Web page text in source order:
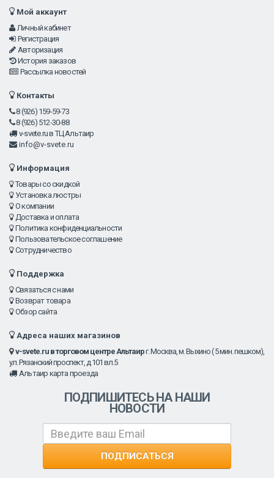
Мой аккаунт
Личный кабинет
Регистрация
Авторизация
История заказов
Рассылка новостей
Контакты
8 (926) 159-59-73
8 (926) 512-30-88
v-svete.ru в ТЦ Альтаир
info@v-svete.ru
Информация
Товары со скидкой
Установка люстры
О компании
Доставка и оплата
Политика конфиденциальности
Пользовательское соглашение
Сотрудничество
Поддержка
Связаться с нами
Возврат товара
Обзор сайта
Адреса наших магазинов
v-svete.ru в торговом центре Альтаирг. Москва, м. Выхино ( 5 мин. пешком),
ул. Рязанский проспект, д 101 вл.5
Альтаир карта проезда
ПОДПИШИТЕСЬ НА НАШИ
НОВОСТИ